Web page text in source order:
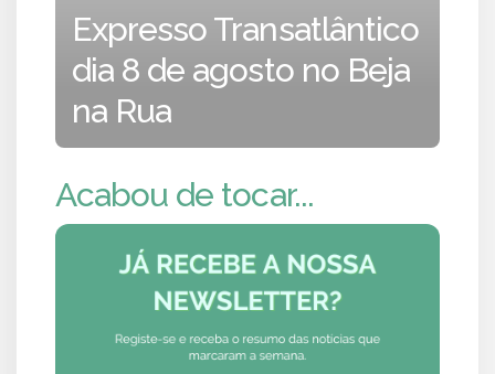
Expresso Transatlântico
dia 8 de agosto no Beja
na Rua
Acabou de tocar...